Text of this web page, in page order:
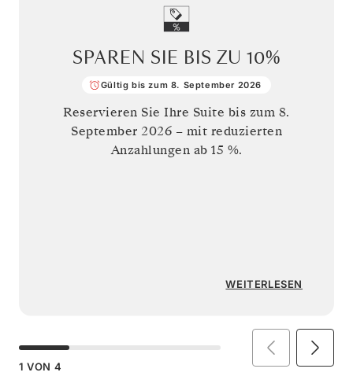
SPAREN SIE BIS ZU 10%
Gültig bis zum 8. September 2026
Reservieren Sie Ihre Suite bis zum 8.
September 2026 – mit reduzierten
Anzahlungen ab 15 %.
WEITERLESEN
1 VON 4